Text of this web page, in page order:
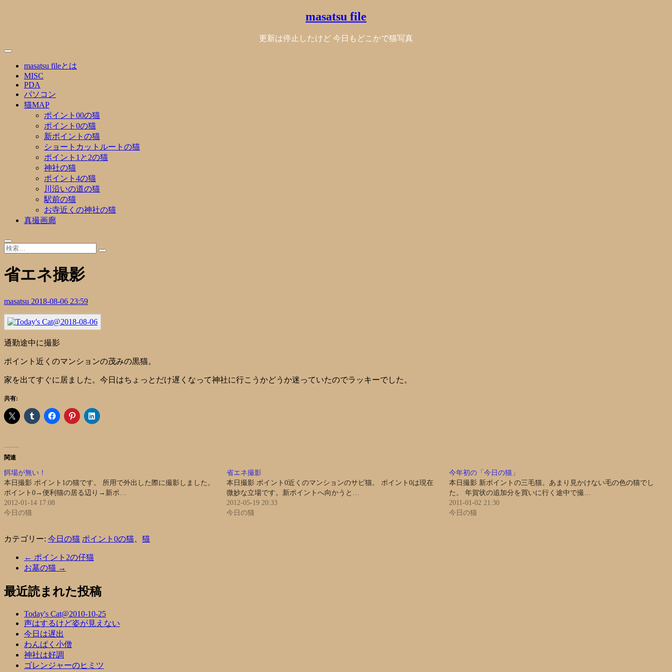
masatsu file
更新は停止したけど 今日もどこかで猫写真
masatsu fileとは
MISC
PDA
パソコン
猫MAP
ポイント00の猫
ポイント0の猫
新ポイントの猫
ショートカットルートの猫
ポイント1と2の猫
神社の猫
ポイント4の猫
川沿いの道の猫
駅前の猫
お寺近くの神社の猫
真撮画廊
省エネ撮影
masatsu 2018-08-06 23:59
通勤途中に撮影
ポイント近くのマンションの茂みの黒猫。
家を出てすぐに居ました。今日はちょっとだけ遅くなって神社に行こうかどうか迷っていたのでラッキーでした。
共有:
関連
餌場が無い！
本日撮影 ポイント1の猫です。 所用で外出した際に撮影しました。
ポイント0→便利猫の居る辺り→新ポ…
2012-01-14 17:08
今日の猫
省エネ撮影
本日撮影 ポイント0近くのマンションのサビ猫。 ポイント0は現在
微妙な立場です。新ポイントへ向かうと…
2012-05-19 20:33
今日の猫
今年初の「今日の猫」
本日撮影 新ポイントの三毛猫。あまり見かけない毛の色の猫でし
た。 年賀状の追加分を買いに行く途中で撮…
2011-01-02 21:30
今日の猫
カテゴリー: 今日の猫 ポイント0の猫 猫
← ポイント2の仔猫
お墓の猫 →
最近読まれた投稿
Today's Cat@2010-10-25
声はするけど姿が見えない
今日は遅出
わんぱく小僧
神社は好調
ゴレンジャーのヒミツ